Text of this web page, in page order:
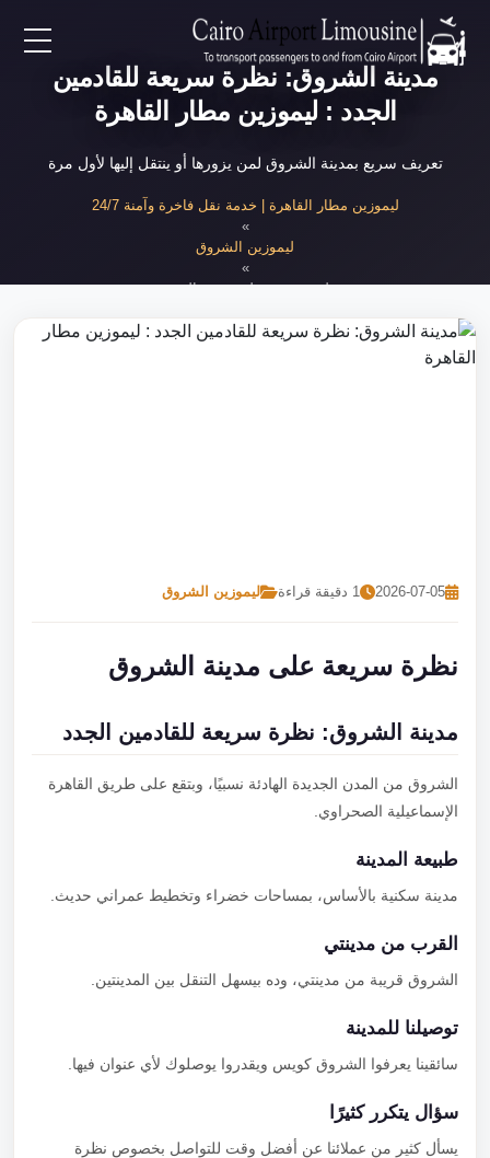
EN
خدمات المطار
نحن
مدينة الشروق: نظرة سريعة للقادمين
الجدد : ليموزين مطار القاهرة
تعريف سريع بمدينة الشروق لمن يزورها أو ينتقل إليها لأول مرة
ليموزين مطار القاهرة | خدمة نقل فاخرة وآمنة 24/7
ليموزين الشروق
نظرة سريعة على مدينة الشروق
2026-07-05 1 دقيقة قراءة ليموزين الشروق
نظرة سريعة على مدينة الشروق
مدينة الشروق: نظرة سريعة للقادمين الجدد
الشروق من المدن الجديدة الهادئة نسبيًا، وبتقع على طريق القاهرة
الإسماعيلية الصحراوي.
طبيعة المدينة
مدينة سكنية بالأساس، بمساحات خضراء وتخطيط عمراني حديث.
القرب من مدينتي
الشروق قريبة من مدينتي، وده بيسهل التنقل بين المدينتين.
توصيلنا للمدينة
سائقينا يعرفوا الشروق كويس ويقدروا يوصلوك لأي عنوان فيها.
سؤال يتكرر كثيرًا
يسأل كثير من عملائنا عن أفضل وقت للتواصل بخصوص نظرة